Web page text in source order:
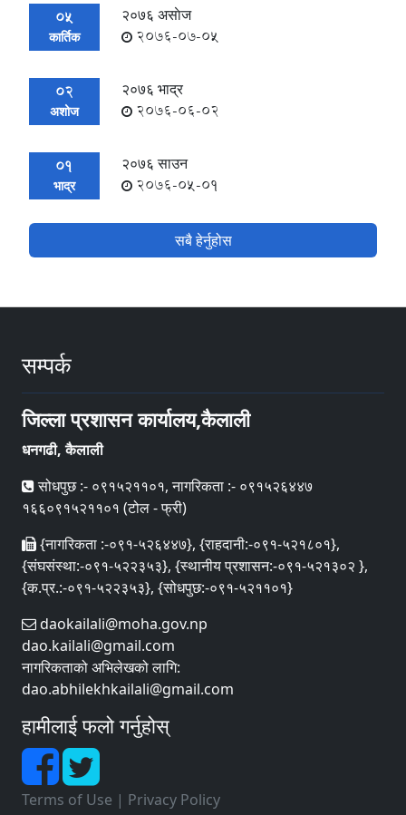
05
कार्तिक
२०७६ असाेज
2076-07-05
02
अशोज
२०७६ भाद्र
2076-06-02
01
भाद्र
२०७६ साउन
2076-05-01
सबै हेर्नुहोस
सम्पर्क
जिल्ला प्रशासन कार्यालय,कैलाली
धनगढी, कैलाली
सोधपुछ :- ०९१५२११०१, नागरिकता :- ०९१५२६४४७
१६६०९१५२११०१ (टोल - फ्री)
{नागरिकता :-०९१-५२६४४७}, {राहदानी:-०९१-५२१८०१},
{संघसंस्था:-०९१-५२२३५३}, {स्थानीय प्रशासन:-०९१-५२१३०२ },
{क.प्र.:-०९१-५२२३५३}, {सोधपुछ:-०९१-५२११०१}
daokailali@moha.gov.np
dao.kailali@gmail.com
नागरिकताको अभिलेखको लागि:
dao.abhilekhkailali@gmail.com
हामीलाई फलो गर्नुहोस्
Terms of Use | Privacy Policy